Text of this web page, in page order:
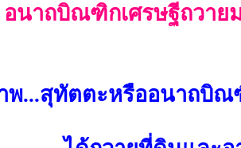
อนาถบิณฑิกเศรษฐีถวาย
พ...สุทัตตะหรืออนาถบิณ